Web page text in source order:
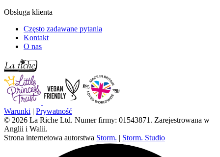
Obsługa klienta
Często zadawane pytania
Kontakt
O nas
Warunki | Prywatność
© 2026 La Riche Ltd. Numer firmy: 01543871. Zarejestrowana w
Anglii i Walii.
Strona internetowa autorstwa Storm. | Storm. Studio